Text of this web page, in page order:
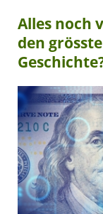
Alles noch
den